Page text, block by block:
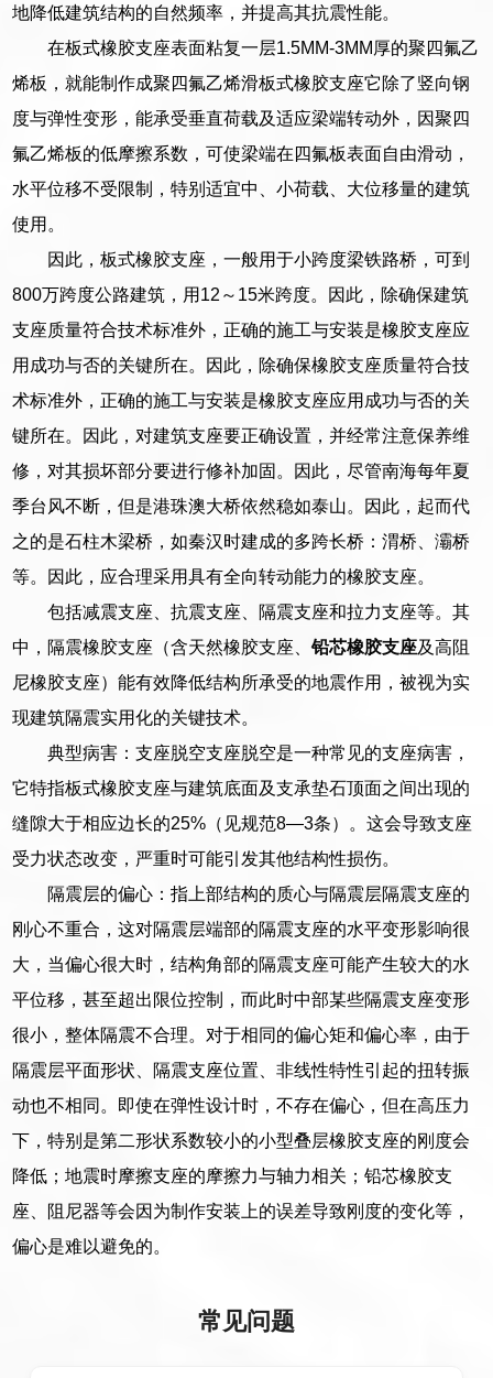
地降低建筑结构的自然频率，并提高其抗震性能。
在板式橡胶支座表面粘复一层1.5MM-3MM厚的聚四氟乙
烯板，就能制作成聚四氟乙烯滑板式橡胶支座它除了竖向钢
度与弹性变形，能承受垂直荷载及适应梁端转动外，因聚四
氟乙烯板的低摩擦系数，可使梁端在四氟板表面自由滑动，
水平位移不受限制，特别适宜中、小荷载、大位移量的建筑
使用。
因此，板式橡胶支座，一般用于小跨度梁铁路桥，可到
800万跨度公路建筑，用12～15米跨度。因此，除确保建筑
支座质量符合技术标准外，正确的施工与安装是橡胶支座应
用成功与否的关键所在。因此，除确保橡胶支座质量符合技
术标准外，正确的施工与安装是橡胶支座应用成功与否的关
键所在。因此，对建筑支座要正确设置，并经常注意保养维
修，对其损坏部分要进行修补加固。因此，尽管南海每年夏
季台风不断，但是港珠澳大桥依然稳如泰山。因此，起而代
之的是石柱木梁桥，如秦汉时建成的多跨长桥：渭桥、灞桥
等。因此，应合理采用具有全向转动能力的橡胶支座。
包括减震支座、抗震支座、隔震支座和拉力支座等。其
中，隔震橡胶支座（含天然橡胶支座、铅芯橡胶支座及高阻
尼橡胶支座）能有效降低结构所承受的地震作用，被视为实
现建筑隔震实用化的关键技术。
典型病害：支座脱空支座脱空是一种常见的支座病害，
它特指板式橡胶支座与建筑底面及支承垫石顶面之间出现的
缝隙大于相应边长的25%（见规范8—3条）。这会导致支座
受力状态改变，严重时可能引发其他结构性损伤。
隔震层的偏心：指上部结构的质心与隔震层隔震支座的
刚心不重合，这对隔震层端部的隔震支座的水平变形影响很
大，当偏心很大时，结构角部的隔震支座可能产生较大的水
平位移，甚至超出限位控制，而此时中部某些隔震支座变形
很小，整体隔震不合理。对于相同的偏心矩和偏心率，由于
隔震层平面形状、隔震支座位置、非线性特性引起的扭转振
动也不相同。即使在弹性设计时，不存在偏心，但在高压力
下，特别是第二形状系数较小的小型叠层橡胶支座的刚度会
降低；地震时摩擦支座的摩擦力与轴力相关；铅芯橡胶支
座、阻尼器等会因为制作安装上的误差导致刚度的变化等，
偏心是难以避免的。
常见问题